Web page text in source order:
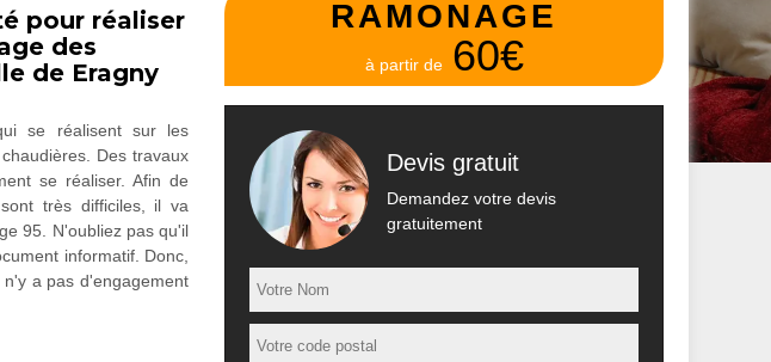
pour réaliser
des
de Eragny
se réalisent sur les
Des travaux
se réaliser. Afin de
très difficiles, il va
95. N'oubliez pas qu'il
informatif. Donc,
a pas d'engagement
RAMONAGE
à partir de 60€
Devis gratuit
Demandez votre devis
gratuitement